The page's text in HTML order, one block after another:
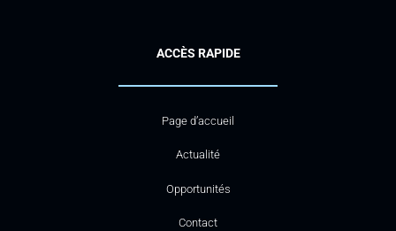
ACCÈS RAPIDE
Page d’accueil
Actualité
Opportunités
Contact